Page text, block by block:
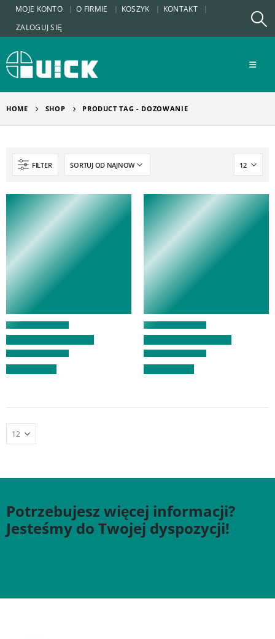
MOJE KONTO O FIRMIE KOSZYK
KONTAKT
ZALOGUJ SIĘ
HOME SHOP PRODUCT TAG - DOZOWANIE
FILTER
Potrzebujesz więcej informacji?
Jesteśmy do Twojej dyspozycji!